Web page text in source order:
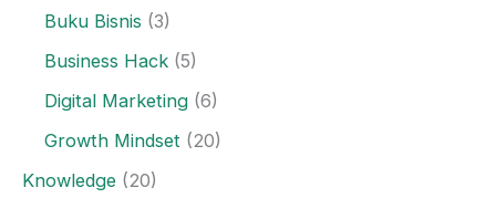
Buku Bisnis (3)
Business Hack (5)
Digital Marketing (6)
Growth Mindset (20)
Knowledge (20)